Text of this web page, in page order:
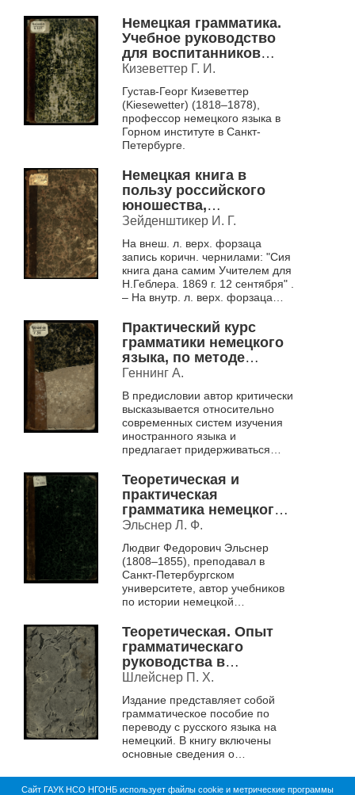
Немецкая грамматика.
Учебное руководство
для воспитанников
горного института.
Кизеветтер Г. И.
Густав-Георг Кизеветтер
(Kiesewetter) (1818–1878),
профессор немецкого языка в
Горном институте в Санкт-
Петербурге.
Немецкая книга в
пользу российского
юношества,
составленная
грамматически по
легкой и понятной
методе Зейденштикера,
с прибавлением
присоединена I-я часть
немецкой грамматики.
Зейденштикер И. Г.
На внеш. л. верх. форзаца
запись коричн. чернилами: "Сия
книга дана самим Учителем для
Н.Геблера. 1869 г. 12 сентября" .
– На внутр. л. верх. форзаца
"Геблера&...
Практический курс
грамматики немецкого
языка, по методе
Оллендорфа, принятый
средних классах
женских учебных
заведений Ведомства
учреждений
учебным пособием в
военно-учебных
заведениях.
Геннинг А.
В предисловии автор критически
высказывается относительно
современных систем изучения
иностранного языка и
предлагает придерживаться
приводит подробное описание
методики освоения...
Теоретическая и
практическая
грамматика немецкого
языка, в вопросах и
примерами.
Эльснер Л. Ф.
Людвиг Федорович Эльснер
(1808–1855), преподавал в
Санкт-Петербургском
университете, автор учебников
по истории немецкой
немецкого языка.
В электронной коллекции
представлено...
Теоретическая. Опыт
грамматическаго
руководства в
переводах с
немецкой Ч. 1 .
Шлейснер П. Х.
Издание представляет собой
грамматическое пособие по
переводу с русского языка на
немецкий. В книгу включены
основные сведения о
таблица неправильных глаголов
Сайт ГАУК НСО НГОНБ использует файлы cookie и метрические программы